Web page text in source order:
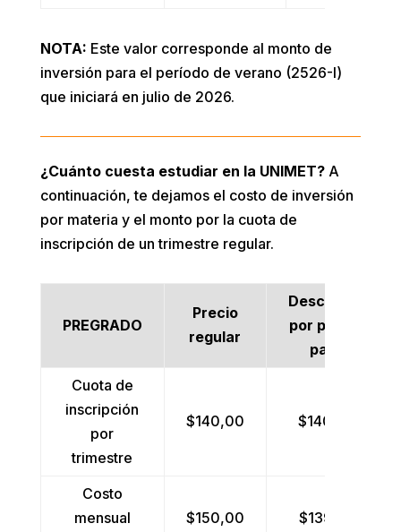
NOTA: Este valor corresponde al monto de
inversión para el período de verano (2526-I)
que iniciará en julio de 2026.
¿Cuánto cuesta estudiar en la UNIMET?A
continuación, te dejamos el costo de inversión
por materia y el monto por la cuota de
inscripción de un trimestre regular.
PREGRADO
Precio
regular
Descuento
por pronto
pago
Cuota de
inscripción
por
trimestre
$140,00 $140,00
Costo
mensual
$150,00 $139,50